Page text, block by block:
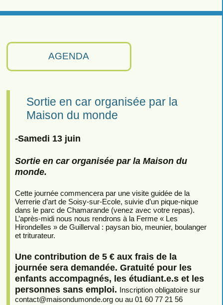
AGENDA
Sortie en car organisée par la
Maison du monde
-Samedi 13 juin
Sortie en car organisée par la Maison du
monde.
Cette journée commencera par une visite guidée de la
Verrerie d’art de Soisy-sur-Ecole, suivie d’un pique-nique
dans le parc de Chamarande (venez avec votre repas).
L’après-midi nous nous rendrons à la Ferme « Les
Hirondelles » de Guillerval : paysan bio, meunier, boulanger
et triturateur.
Une contribution de 5 € aux frais de la
journée sera demandée. Gratuité pour les
enfants accompagnés, les étudiant.e.s et les
personnes sans emploi. Inscription obligatoire sur
contact@maisondumonde.org ou au 01 60 77 21 56